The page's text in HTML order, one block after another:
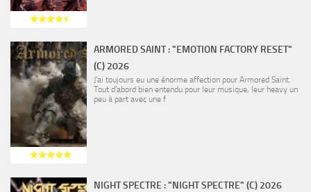
ARMORED SAINT : "EMOTION FACTORY RESET"
(C) 2026
J’ai toujours eu une énorme affection pour Armored Saint.
Tout d’abord bien entendu pour leur musique, leur heavy un
peu à part avec une f
NIGHT SPECTRE : "NIGHT SPECTRE" (C) 2026